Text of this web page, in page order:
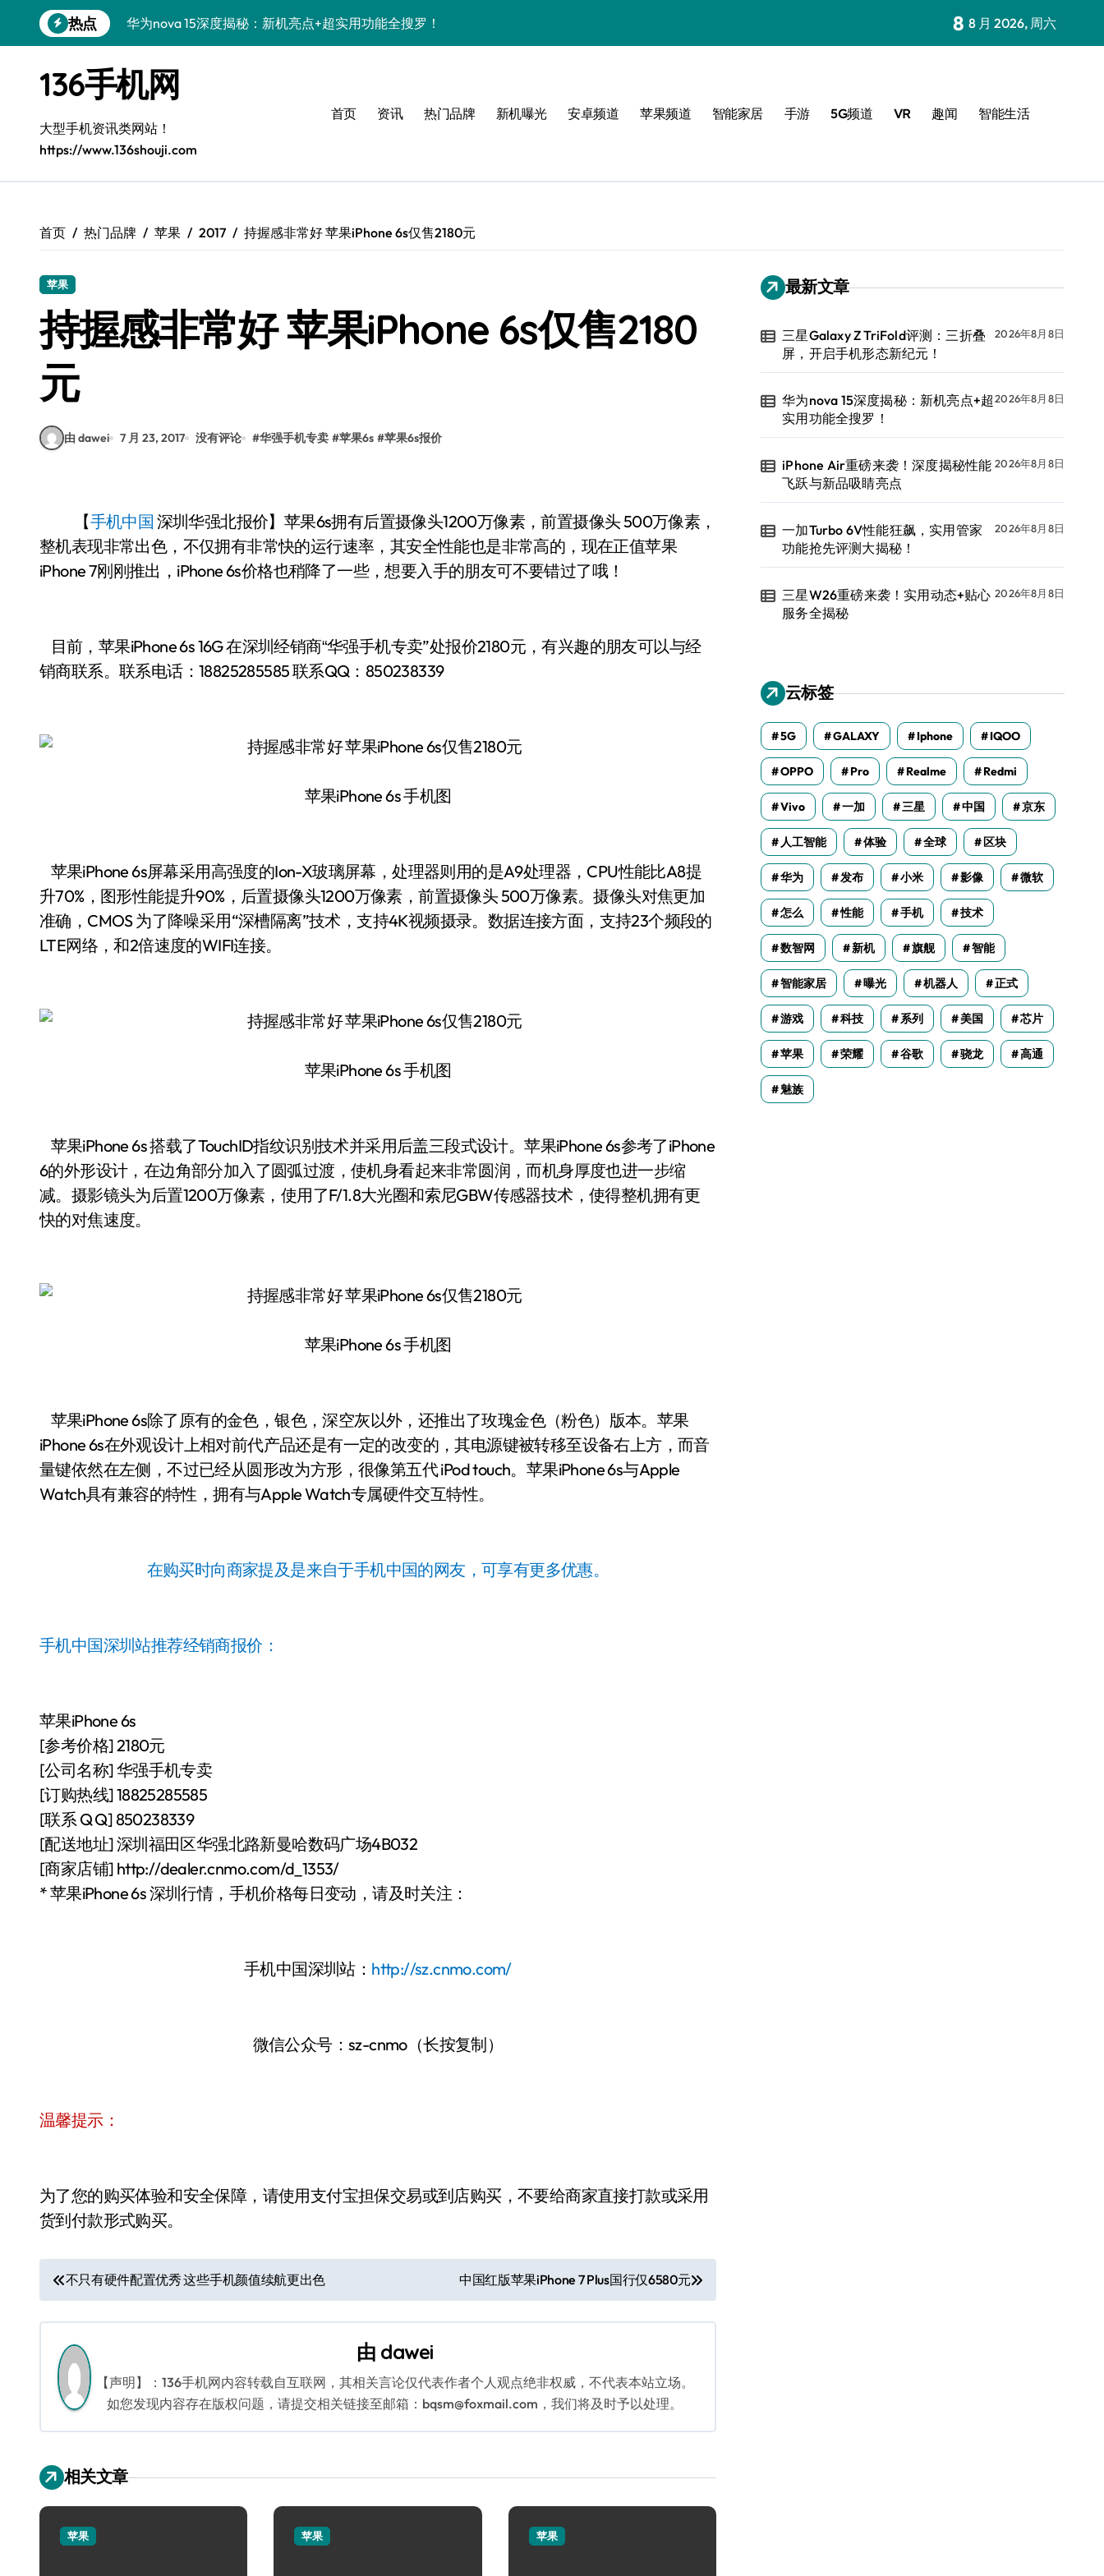
到
热点
华为nova 15深度揭秘：新机亮点+超实用功能全搜罗！
一加Turbo 6V性能狂飙，实用管家功能抢先评测大揭秘！
三星W26重磅来袭！实用动态+贴心服务全揭秘
vivo Y500i抢先看！评测员揭秘实用技巧+最新动态
iPhone 17 Pro Max抢先揭秘！手机管家速递前沿猛料！
OPPO Find X9抢先剧透！性能颜值双爆表，新机王驾到！
三星Galaxy Z TriFold评测：三折叠屏，开启手机形态新纪元！
8 8 月 2026, 周六
136手机网
大型手机资讯类网站！
https://www.136shouji.com
首页 资讯 热门品牌 新机曝光 安卓频道 苹果频道 智能家居 手游 5G频道 VR 趣闻 智能生活
首页 热门品牌 苹果 2017 持握感非常好 苹果iPhone 6s仅售2180元
苹果
持握感非常好 苹果iPhone 6s仅售2180
元
由 dawei 7 月 23, 2017 没有评论 #华强手机专卖 #苹果6s #苹果6s报价
【手机中国 深圳华强北报价】苹果6s拥有后置摄像头1200万像素，前置摄像头 500万像素，
整机表现非常出色，不仅拥有非常快的运行速率，其安全性能也是非常高的，现在正值苹果
iPhone 7刚刚推出，iPhone 6s价格也稍降了一些，想要入手的朋友可不要错过了哦！
目前，苹果iPhone 6s 16G在深圳经销商“华强手机专卖”处报价2180元，有兴趣的朋友可以与经
销商联系。联系电话： 18825285585联系QQ：850238339
苹果iPhone 6s 手机图
苹果iPhone 6s屏幕采用高强度的Ion-X玻璃屏幕，处理器则用的是A9处理器，CPU性能比A8提
升70%，图形性能提升90%，后置摄像头1200万像素，前置摄像头 500万像素。摄像头对焦更加
准确，CMOS 为了降噪采用“深槽隔离”技术，支持4K视频摄录。数据连接方面，支持23个频段的
LTE网络，和2倍速度的WIFI连接。
苹果iPhone 6s 手机图
苹果iPhone 6s 搭载了TouchID指纹识别技术并采用后盖三段式设计。苹果iPhone 6s参考了iPhone
6的外形设计，在边角部分加入了圆弧过渡，使机身看起来非常圆润，而机身厚度也进一步缩
减。摄影镜头为后置1200万像素，使用了F/1.8大光圈和索尼GBW传感器技术，使得整机拥有更
快的对焦速度。
苹果iPhone 6s 手机图
苹果iPhone 6s除了原有的金色，银色，深空灰以外，还推出了玫瑰金色（粉色）版本。苹果
iPhone 6s在外观设计上相对前代产品还是有一定的改变的，其电源键被转移至设备右上方，而音
量键依然在左侧，不过已经从圆形改为方形，很像第五代 iPod touch。苹果iPhone 6s与Apple
Watch具有兼容的特性，拥有与Apple Watch专属硬件交互特性。
在购买时向商家提及是来自于手机中国的网友，可享有更多优惠。
手机中国深圳站推荐经销商报价：
苹果iPhone 6s
[参考价格] 2180元
[公司名称] 华强手机专卖
[订购热线] 18825285585
[联系 Q Q] 850238339
[配送地址] 深圳福田区华强北路新曼哈数码广场4B032
[商家店铺] http://dealer.cnmo.com/d_1353/
* 苹果iPhone 6s 深圳行情，手机价格每日变动，请及时关注：
手机中国深圳站： http://sz.cnmo.com/
微信公众号：sz-cnmo（长按复制）
温馨提示：
为了您的购买体验和安全保障，请使用支付宝担保交易或到店购买，不要给商家直接打款或采用
货到付款形式购买。
文
章
导
航
不只有硬件配置优秀 这些手机颜值续航更出色 中国红版苹果iPhone 7 Plus国行仅6580元
由 dawei
【声明】：136手机网内容转载自互联网，其相关言论仅代表作者个人观点绝非权威，不代表本站立场。
如您发现内容存在版权问题，请提交相关链接至邮箱：bqsm@foxmail.com，我们将及时予以处理。
相关文章
苹果 苹果 苹果
最新文章
三星Galaxy Z TriFold评测：三折叠
屏，开启手机形态新纪元！
2026年8月8日
华为nova 15深度揭秘：新机亮点+超
实用功能全搜罗！
2026年8月8日
iPhone Air重磅来袭！深度揭秘性能
飞跃与新品吸睛亮点
2026年8月8日
一加Turbo 6V性能狂飙，实用管家
功能抢先评测大揭秘！
2026年8月8日
三星W26重磅来袭！实用动态+贴心
服务全揭秘
2026年8月8日
云标签
5G GALAXY Iphone IQOO
OPPO Pro Realme Redmi
Vivo 一加 三星 中国 京东
人工智能 体验 全球 区块
华为 发布 小米 影像 微软
怎么 性能 手机 技术
数智网 新机 旗舰 智能
智能家居 曝光 机器人 正式
游戏 科技 系列 美国 芯片
苹果 荣耀 谷歌 骁龙 高通
魅族